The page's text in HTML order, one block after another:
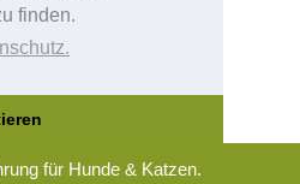
finden.
für Hunde & Katzen.